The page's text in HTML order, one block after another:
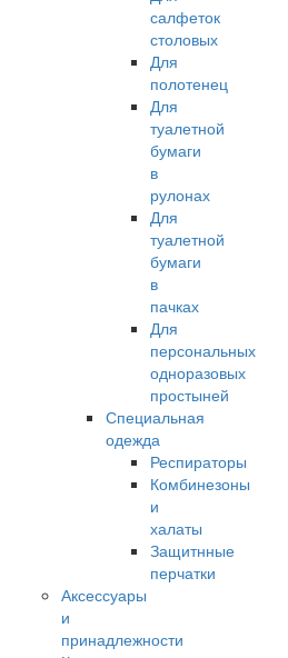
салфеток
столовых
Для
полотенец
Для
туалетной
бумаги
в
рулонах
Для
туалетной
бумаги
в
пачках
Для
персональных
одноразовых
простыней
Специальная
одежда
Респираторы
Комбинезоны
и
халаты
Защитнные
перчатки
Аксессуары
и
принадлежности